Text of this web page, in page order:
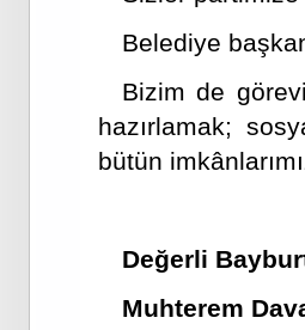
Belediye
Bizim de
hazırlamak;
bütün
Değerli
Muhterem